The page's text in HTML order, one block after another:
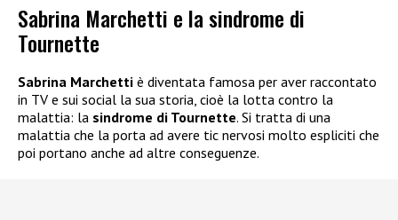
Sabrina Marchetti e la sindrome di
Tournette
Sabrina Marchetti è diventata famosa per aver raccontato
in TV e sui social la sua storia, cioè la lotta contro la
malattia: la sindrome di Tournette. Si tratta di una
malattia che la porta ad avere tic nervosi molto espliciti che
poi portano anche ad altre conseguenze.